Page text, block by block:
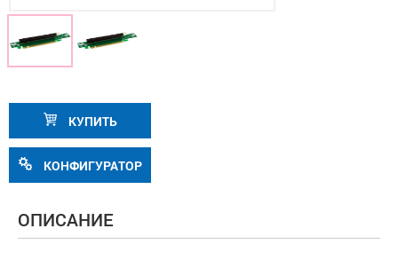
КУПИТЬ
КОНФИГУРАТОР
ОПИСАНИЕ